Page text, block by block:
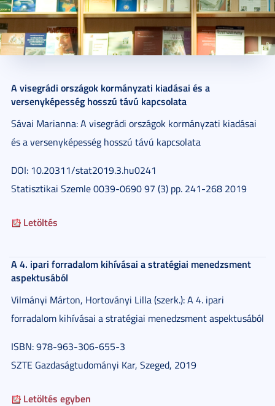
A visegrádi országok kormányzati kiadásai és a
versenyképesség hosszú távú kapcsolata
Sávai Marianna: A visegrádi országok kormányzati kiadásai
és a versenyképesség hosszú távú kapcsolata
DOI: 10.20311/stat2019.3.hu0241
Statisztikai Szemle 0039-0690 97 (3) pp. 241-268 2019
Letöltés
A 4. ipari forradalom kihívásai a stratégiai menedzsment
aspektusából
Vilmányi Márton, Hortoványi Lilla (szerk.): A 4. ipari
forradalom kihívásai a stratégiai menedzsment aspektusából
ISBN: 978-963-306-655-3
SZTE Gazdaságtudományi Kar, Szeged, 2019
Letöltés egyben